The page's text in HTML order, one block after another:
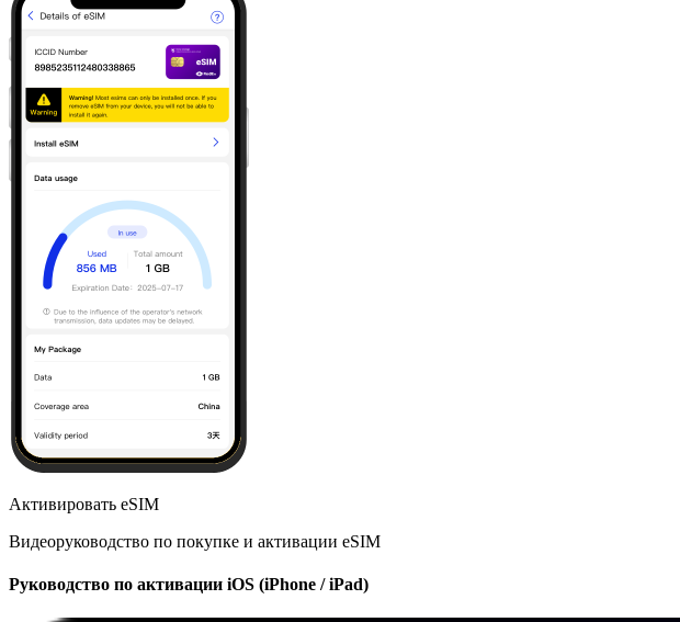
Активировать eSIM
Видеоруководство по покупке и активации eSIM
Руководство по активации iOS (iPhone / iPad)